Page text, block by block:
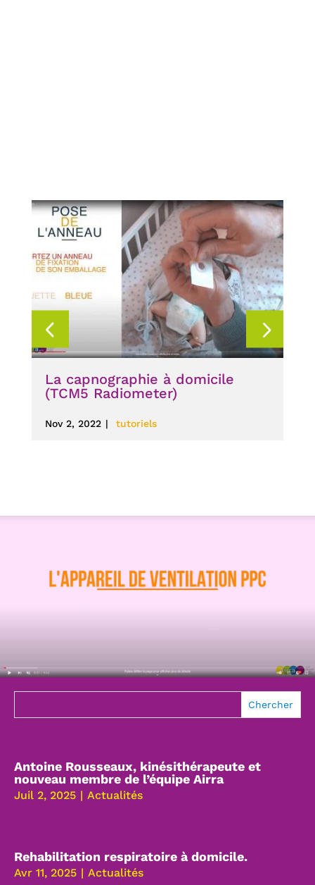
La capnographie à domicile
(TCM5 Radiometer)
Nov 2, 2022 | tutoriels
Antoine Rousseaux, kinésithérapeute et
nouveau membre de l’équipe Airra
Juil 2, 2025 | Actualités
Rehabilitation respiratoire à domicile.
Avr 11, 2025 | Actualités